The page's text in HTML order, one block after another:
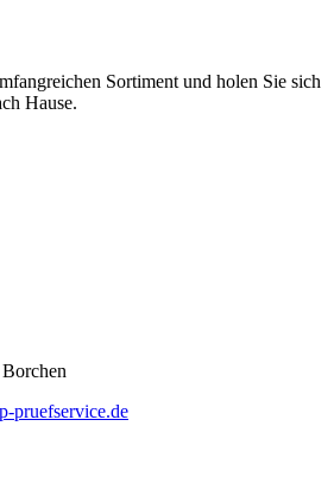
Sortiment und holen Sie sich
Hause.
pruefservice.de